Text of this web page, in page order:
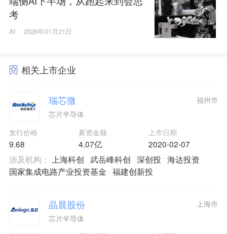
考
AI 2026年01月21日
相关上市企业
瑞芯微
芯片半导体
福州市
发行价格
9.68
募资金额
4.07亿
上市日期
2020-02-07
涉及机构：
上海科创 武岳峰科创 深创投 海达投资
国家集成电路产业投资基金 福建创新投
晶晨股份
芯片半导体
上海市